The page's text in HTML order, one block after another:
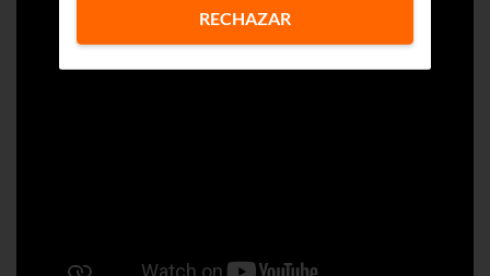
RECHAZAR